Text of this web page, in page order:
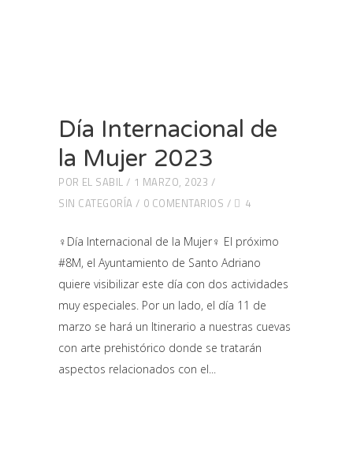
Día Internacional de
la Mujer 2023
POR EL SABIL
1 MARZO, 2023
SIN CATEGORÍA
0 COMENTARIOS 4
♀️Día Internacional de la Mujer♀️ El próximo
#8M, el Ayuntamiento de Santo Adriano
quiere visibilizar este día con dos actividades
muy especiales. Por un lado, el día 11 de
marzo se hará un Itinerario a nuestras cuevas
con arte prehistórico donde se tratarán
aspectos relacionados con el